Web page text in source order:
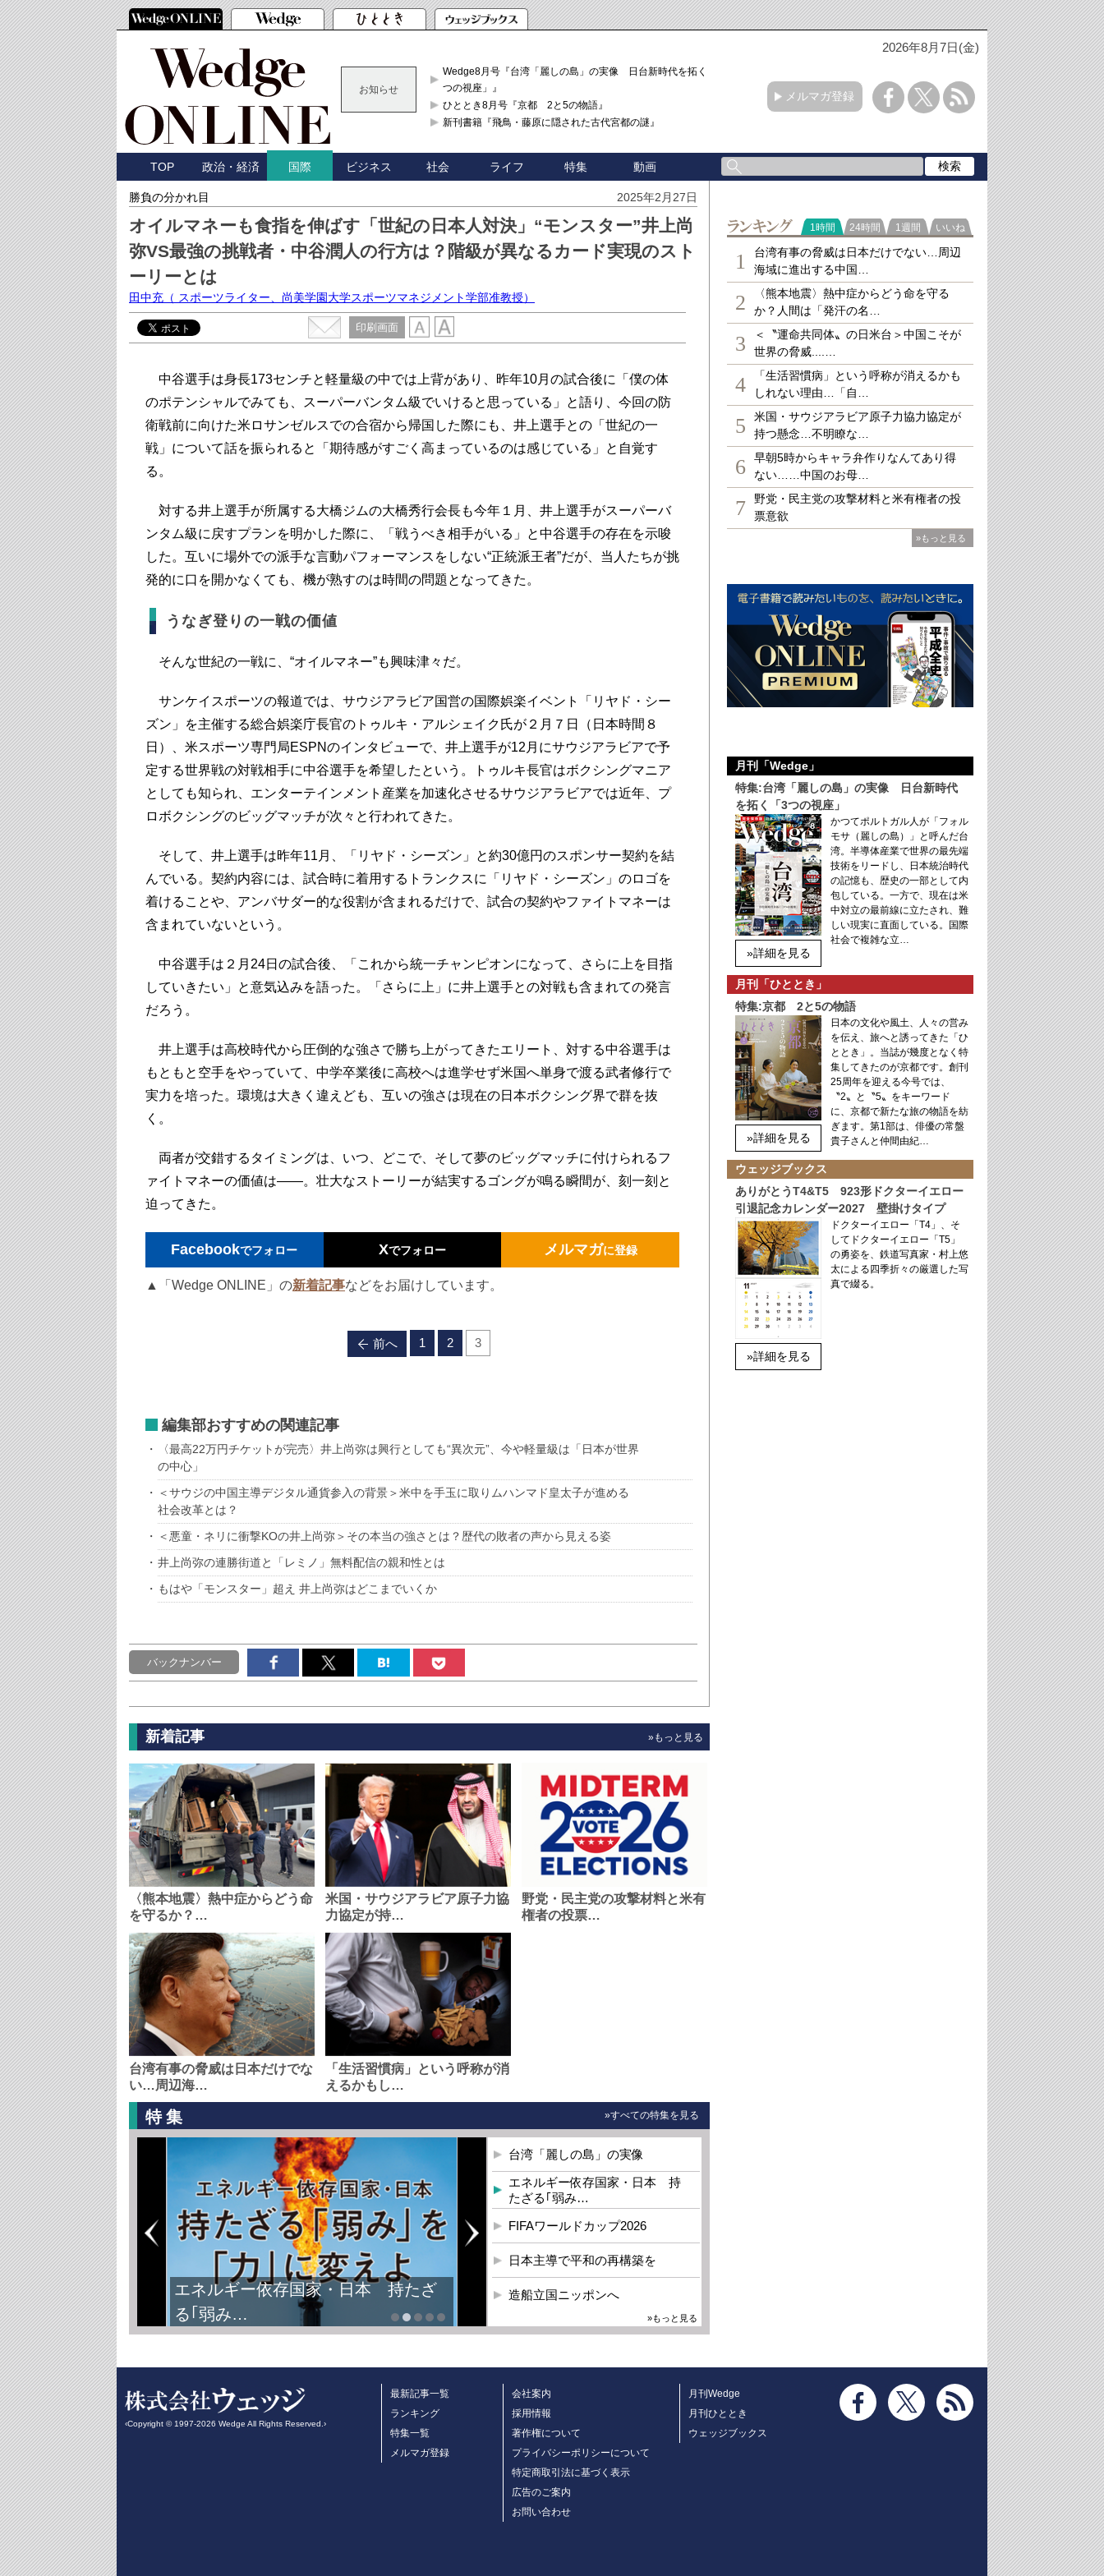
2026年8月7日(金)
お知らせ
Wedge8月号『台湾「麗しの島」の実像 日台新時代を拓く「3
つの視座」』
ひととき8月号『京都 2と5の物語』
新刊書籍『飛鳥・藤原に隠された古代宮都の謎』
メルマガ登録
TOP 政治・経済 国際 ビジネス 社会 ライフ 特集 動画
勝負の分かれ目 2025年2月27日
オイルマネーも食指を伸ばす「世紀の日本人対決」“モンスター”井上尚
弥VS最強の挑戦者・中谷潤人の行方は？階級が異なるカード実現のスト
ーリーとは
田中充 （ スポーツライター、尚美学園大学スポーツマネジメント学部准教授）
印刷画面
中谷選手は身長173センチと軽量級の中では上背があり、昨年10月の試合後に「僕の体
のポテンシャルでみても、スーパーバンタム級でいけると思っている」と語り、今回の防
衛戦前に向けた米ロサンゼルスでの合宿から帰国した際にも、井上選手との「世紀の一
戦」について話を振られると「期待感がすごく高まっているのは感じている」と自覚す
る。
対する井上選手が所属する大橋ジムの大橋秀行会長も今年１月、井上選手がスーパーバ
ンタム級に戻すプランを明かした際に、「戦うべき相手がいる」と中谷選手の存在を示唆
した。互いに場外での派手な言動パフォーマンスをしない“正統派王者”だが、当人たちが挑
発的に口を開かなくても、機が熟すのは時間の問題となってきた。
うなぎ登りの一戦の価値
そんな世紀の一戦に、“オイルマネー”も興味津々だ。
サンケイスポーツの報道では、サウジアラビア国営の国際娯楽イベント「リヤド・シー
ズン」を主催する総合娯楽庁長官のトゥルキ・アルシェイク氏が２月７日（日本時間８
日）、米スポーツ専門局ESPNのインタビューで、井上選手が12月にサウジアラビアで予
定する世界戦の対戦相手に中谷選手を希望したという。トゥルキ長官はボクシングマニア
としても知られ、エンターテインメント産業を加速化させるサウジアラビアでは近年、プ
ロボクシングのビッグマッチが次々と行われてきた。
そして、井上選手は昨年11月、「リヤド・シーズン」と約30億円のスポンサー契約を結
んでいる。契約内容には、試合時に着用するトランクスに「リヤド・シーズン」のロゴを
着けることや、アンバサダー的な役割が含まれるだけで、試合の契約やファイトマネーは
含まれていないという。
中谷選手は２月24日の試合後、「これから統一チャンピオンになって、さらに上を目指
していきたい」と意気込みを語った。「さらに上」に井上選手との対戦も含まれての発言
だろう。
井上選手は高校時代から圧倒的な強さで勝ち上がってきたエリート、対する中谷選手は
もともと空手をやっていて、中学卒業後に高校へは進学せず米国へ単身で渡る武者修行で
実力を培った。環境は大きく違えども、互いの強さは現在の日本ボクシング界で群を抜
く。
両者が交錯するタイミングは、いつ、どこで、そして夢のビッグマッチに付けられるフ
ァイトマネーの価値は――。壮大なストーリーが結実するゴングが鳴る瞬間が、刻一刻と
迫ってきた。
Facebookでフォロー Xでフォロー メルマガに登録
▲「Wedge ONLINE」の新着記事などをお届けしています。
前へ 1 2 3
編集部おすすめの関連記事
〈最高22万円チケットが完売〉井上尚弥は興行としても“異次元”、今や軽量級は「日本が世界
の中心」
＜サウジの中国主導デジタル通貨参入の背景＞米中を手玉に取りムハンマド皇太子が進める
社会改革とは？
＜悪童・ネリに衝撃KOの井上尚弥＞その本当の強さとは？歴代の敗者の声から見える姿
井上尚弥の連勝街道と「レミノ」無料配信の親和性とは
もはや「モンスター」超え 井上尚弥はどこまでいくか
バックナンバー
新着記事 »もっと見る
〈熊本地震〉熱中症からどう命
を守るか？…
米国・サウジアラビア原子力協
力協定が持…
野党・民主党の攻撃材料と米有
権者の投票…
台湾有事の脅威は日本だけでな
い…周辺海…
「生活習慣病」という呼称が消
えるかもし…
特集 »すべての特集を見る
エネルギー依存国家・日本 持たざ
る｢弱み…
台湾「麗しの島」の実像
エネルギー依存国家・日本 持
たざる｢弱み…
FIFAワールドカップ2026
日本主導で平和の再構築を
造船立国ニッポンへ
»もっと見る
ランキング
1時間 24時間 1週間 いいね
1
台湾有事の脅威は日本だけでない…周辺
海域に進出する中国…
2
〈熊本地震〉熱中症からどう命を守る
か？人間は「発汗の名…
3
＜〝運命共同体〟の日米台＞中国こそが
世界の脅威....…
4
「生活習慣病」という呼称が消えるかも
しれない理由…「自…
5
米国・サウジアラビア原子力協力協定が
持つ懸念…不明瞭な…
6
早朝5時からキャラ弁作りなんてあり得
ない……中国のお母…
7
野党・民主党の攻撃材料と米有権者の投
票意欲
»もっと見る
月刊「Wedge」
特集:台湾「麗しの島」の実像 日台新時代
を拓く「3つの視座」
»詳細を見る
かつてポルトガル人が「フォル
モサ（麗しの島）」と呼んだ台
湾。半導体産業で世界の最先端
技術をリードし、日本統治時代
の記憶も、歴史の一部として内
包している。一方で、現在は米
中対立の最前線に立たされ、難
しい現実に直面している。国際
社会で複雑な立…
月刊「ひととき」
特集:京都 2と5の物語
»詳細を見る
日本の文化や風土、人々の営み
を伝え、旅へと誘ってきた「ひ
ととき」。当誌が幾度となく特
集してきたのが京都です。創刊
25周年を迎える今号では、
〝2〟と〝5〟をキーワード
に、京都で新たな旅の物語を紡
ぎます。第1部は、俳優の常盤
貴子さんと仲間由紀…
ウェッジブックス
ありがとうT4&T5 923形ドクターイエロー
引退記念カレンダー2027 壁掛けタイプ
»詳細を見る
ドクターイエロー「T4」、そ
してドクターイエロー「T5」
の勇姿を、鉄道写真家・村上悠
太による四季折々の厳選した写
真で綴る。
‹Copyright © 1997-2026 Wedge All Rights Reserved.›
最新記事一覧
ランキング
特集一覧
メルマガ登録
会社案内
採用情報
著作権について
プライバシーポリシーについて
特定商取引法に基づく表示
広告のご案内
お問い合わせ
月刊Wedge
月刊ひととき
ウェッジブックス